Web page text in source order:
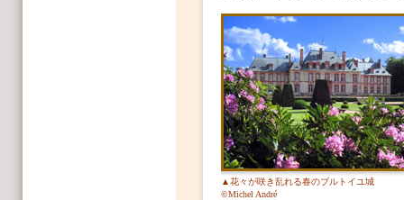
▲花々が咲き乱れる春のブルトイユ城
©Michel André